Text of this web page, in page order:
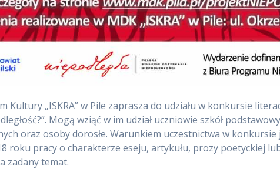
Kultury „ISKRA” w Pile zaprasza do udziału w konkursie
Mogą wziąć w im udział uczniowie szkół
oraz osoby dorosłe. Warunkiem uczestnictwa w
roku pracy o charakterze eseju, artykułu, prozy poetyckiej
zadany temat.